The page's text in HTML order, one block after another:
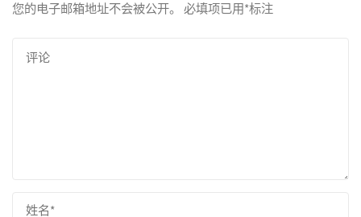
您的电子邮箱地址不会被公开。 必填项已用*标注